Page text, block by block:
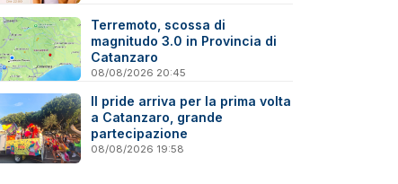
Terremoto, scossa di
magnitudo 3.0 in Provincia di
Catanzaro
08/08/2026 20:45
Il pride arriva per la prima volta
a Catanzaro, grande
partecipazione
08/08/2026 19:58